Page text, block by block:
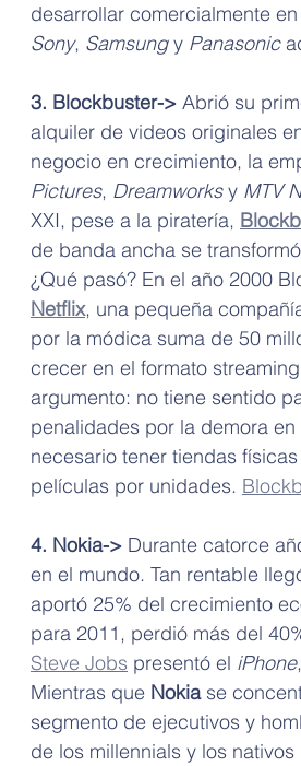
desarrollar comercialmente
Sony, Samsung y Panasonic
3. Blockbuster-> Abrió su
alquiler de videos originales
negocio en crecimiento, la
Pictures, Dreamworks y MTV
XXI, pese a la piratería,
de banda ancha se
¿Qué pasó? En el año 2000
Netflix, una pequeña
por la módica suma de 50
crecer en el formato
argumento: no tiene sentido
penalidades por la demora
necesario tener tiendas
películas por unidades.
4. Nokia-> Durante catorce
en el mundo. Tan rentable
aportó 25% del crecimiento
para 2011, perdió más del
Steve Jobs presentó el iPhone
Mientras que Nokia se
segmento de ejecutivos y
de los millennials y los